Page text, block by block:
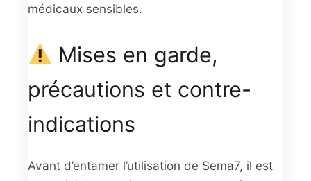
médicaux sensibles.
Mises en garde,
précautions et contre-
indications
Avant d’entamer l’utilisation de Sema7, il est